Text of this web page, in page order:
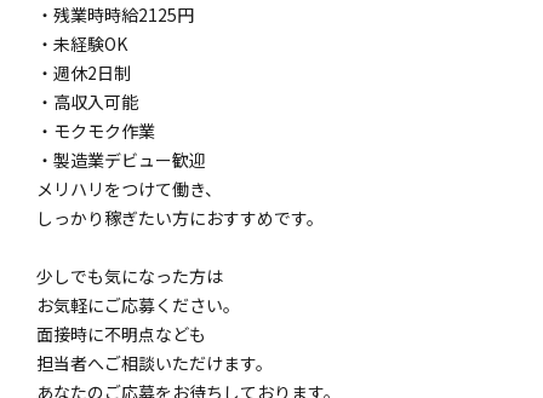
・残業時時給2125円
・未経験OK
・週休2日制
・高収入可能
・モクモク作業
・製造業デビュー歓迎
メリハリをつけて働き、
しっかり稼ぎたい方におすすめです。
少しでも気になった方は
お気軽にご応募ください。
面接時に不明点なども
担当者へご相談いただけます。
あなたのご応募をお待ちしております。